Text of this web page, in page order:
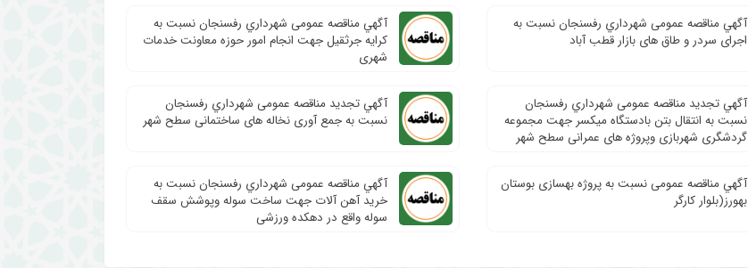
آگهي مناقصه عمومی شهرداري رفسنجان نسبت به
اجرای سردر و طاق های بازار قطب آباد
آگهي مناقصه عمومی شهرداري رفسنجان نسبت به
کرایه جرثقیل جهت انجام امور حوزه معاونت خدمات
شهری
آگهي تجدید مناقصه عمومی شهرداري رفسنجان
نسبت به انتقال بتن بادستگاه میکسر جهت مجموعه
گردشگری شهربازی وپروژه های عمرانی سطح شهر
آگهي تجدید مناقصه عمومی شهرداري رفسنجان
نسبت به جمع آوری نخاله های ساختمانی سطح شهر
آگهي مناقصه عمومی نسبت به پروژه بهسازی بوستان
بهورز(بلوار کارگر
آگهي مناقصه عمومی شهرداري رفسنجان نسبت به
خرید آهن آلات جهت ساخت سوله وپوشش سقف
سوله واقع در دهکده ورزشی